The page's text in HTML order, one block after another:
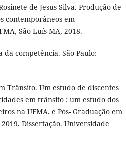
de Jesus Silva. Produção de
contemporâneos em
São Luís-MA, 2018.
competência. São Paulo:
Trânsito. Um estudo de discentes
em trânsito : um estudo dos
na UFMA. e Pós- Graduação em
Dissertação. Universidade